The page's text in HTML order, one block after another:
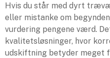
Hvis du står med dyrt
eller mistanke om
vurdering pengene værd.
kvalitetsløsninger, hvor
udskiftning betyder meget